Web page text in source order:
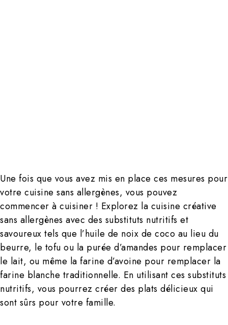
Une fois que vous avez mis en place ces mesures pour
votre cuisine sans allergènes, vous pouvez
commencer à cuisiner ! Explorez la cuisine créative
sans allergènes avec des substituts nutritifs et
savoureux tels que l’huile de noix de coco au lieu du
beurre, le tofu ou la purée d’amandes pour remplacer
le lait, ou même la farine d’avoine pour remplacer la
farine blanche traditionnelle. En utilisant ces substituts
nutritifs, vous pourrez créer des plats délicieux qui
sont sûrs pour votre famille.